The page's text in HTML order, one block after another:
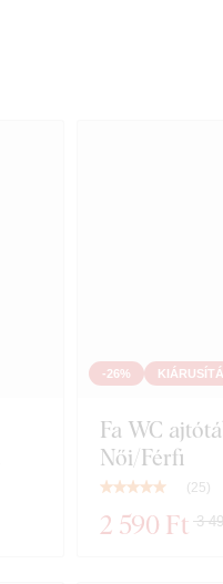
-26%
Fa WC
Női/Férfi
(25)
2 590 Ft 3